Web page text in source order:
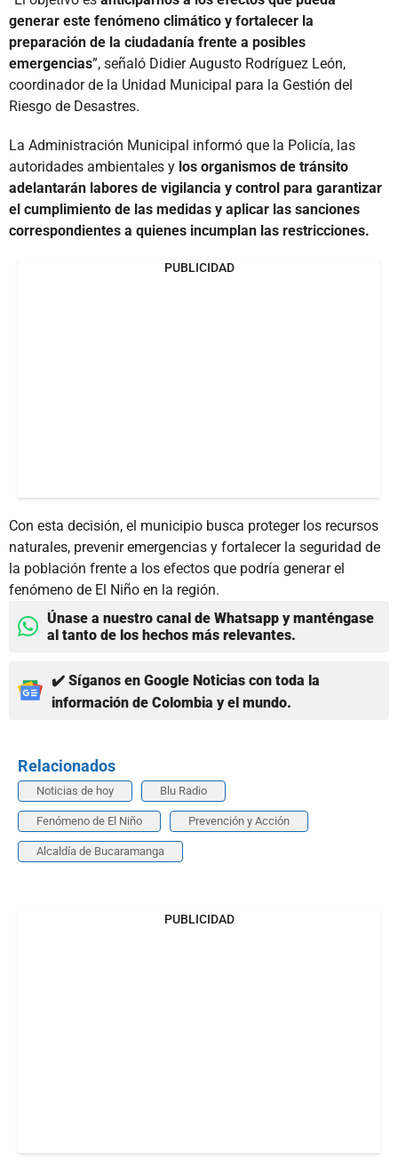
generar este fenómeno climático y fortalecer la
preparación de la ciudadanía frente a posibles
emergencias”, señaló Didier Augusto Rodríguez León,
coordinador de la Unidad Municipal para la Gestión del
Riesgo de Desastres.
La Administración Municipal informó que la Policía, las
autoridades ambientales y los organismos de tránsito
adelantarán labores de vigilancia y control para garantizar
el cumplimiento de las medidas y aplicar las sanciones
correspondientes a quienes incumplan las restricciones.
PUBLICIDAD
Con esta decisión, el municipio busca proteger los recursos
naturales, prevenir emergencias y fortalecer la seguridad de
la población frente a los efectos que podría generar el
fenómeno de El Niño en la región.
Únase a nuestro canal de Whatsapp y manténgase
al tanto de los hechos más relevantes.
✔️ Síganos en Google Noticias con toda la
información de Colombia y el mundo.
Relacionados
Noticias de hoy Blu Radio
Fenómeno de El Niño Prevención y Acción
Alcaldía de Bucaramanga
PUBLICIDAD